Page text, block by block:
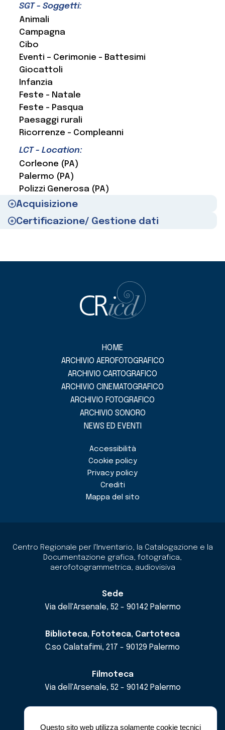
Questo sito web utilizza solamente cookie tecnici
SGT - Soggetti:
Animali
Campagna
Cibo
Eventi – Cerimonie - Battesimi
Giocattoli
Infanzia
Feste - Natale
Feste - Pasqua
Paesaggi rurali
Ricorrenze - Compleanni
LCT - Location:
Corleone (PA)
Palermo (PA)
Polizzi Generosa (PA)
Acquisizione
Certificazione/ Gestione dati
HOME
ARCHIVIO AEROFOTOGRAFICO
ARCHIVIO CARTOGRAFICO
ARCHIVIO CINEMATOGRAFICO
ARCHIVIO FOTOGRAFICO
ARCHIVIO SONORO
NEWS ED EVENTI
Accessibilità
Cookie policy
Privacy policy
Crediti
Mappa del sito
Centro Regionale per l'Inventario, la Catalogazione e la
Documentazione grafica, fotografica,
aerofotogrammetrica, audiovisiva
Sede
Via dell'Arsenale, 52 - 90142 Palermo
Biblioteca, Fototeca, Cartoteca
C.so Calatafimi, 217 - 90129 Palermo
Filmoteca
Via dell'Arsenale, 52 - 90142 Palermo
pec cricdsicilia@pec.it